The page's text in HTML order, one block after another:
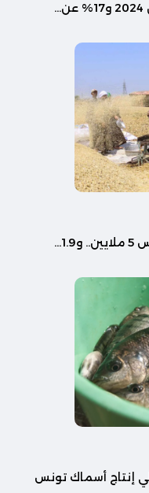
من إجمالي إنتاج أسماك تونس